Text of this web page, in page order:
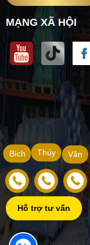
MẠNG XÃ HỘI
Vân
Thúy
Bích
Hỗ trợ tư vấn